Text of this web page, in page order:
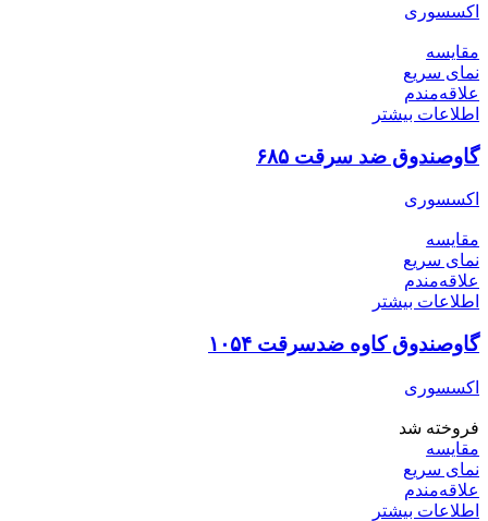
اکسسوری
مقایسه
نمای سریع
علاقه‌مندم
اطلاعات بیشتر
گاوصندوق ضد سرقت ۶۸۵
اکسسوری
مقایسه
نمای سریع
علاقه‌مندم
اطلاعات بیشتر
گاوصندوق کاوه ضدسرقت ۱۰۵۴
اکسسوری
فروخته شد
مقایسه
نمای سریع
علاقه‌مندم
اطلاعات بیشتر